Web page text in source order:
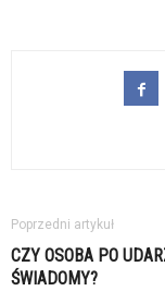
Poprzedni artykuł
CZY OSOBA PO
ŚWIADOMY?